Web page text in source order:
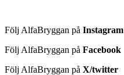
Följ AlfaBryggan på Instagram
Följ AlfaBryggan på Facebook
Följ AlfaBryggan på X/twitter